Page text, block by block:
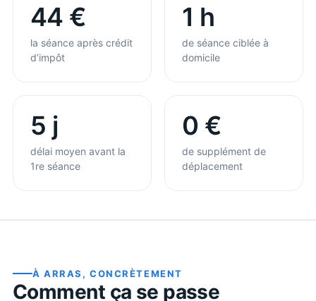
44 €
la séance après crédit
d’impôt
1 h
de séance ciblée à
domicile
5 j
délai moyen avant la
1re séance
0 €
de supplément de
déplacement
ÀARRAS , CONCRÈTEMENT
Comment ça se passe